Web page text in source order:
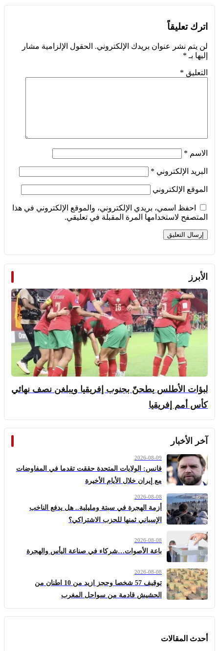
اترك تعليقاً
لن يتم نشر عنوان بريدك الإلكتروني. الحقول الإلزامية مشار
إليها بـ *
التعليق *
الاسم *
البريد الإلكتروني *
الموقع الإلكتروني
احفظ اسمي، بريدي الإلكتروني، والموقع الإلكتروني في هذا
المتصفح لاستخدامها المرة المقبلة في تعليقي.
الأبرز
لبؤات الأطلس يطحنّ بجنوب إفريقيا ويبلغن نصف نهائي
كأس أمم إفريقيا
آخر الأخبار
2026-08-09
فانس: الولايات المتحدة حققت تقدما في المفاوضات
مع إيران خلال الأيام الأخيرة
2026-08-08
أزمة الهجرة في سبتة ومليلية.. هل يدفع الناخب
الإسباني ثمنها للحزب الاشتراكي؟
2026-08-08
باعة الأصوات…شركاء في صناعة اليأس والهجرة
2026-08-08
توقيف 57 شخصا وحجز ازيد من 10 اطنان من
الحشيش قادمة من سواحل المغرب
أحدث المقالات